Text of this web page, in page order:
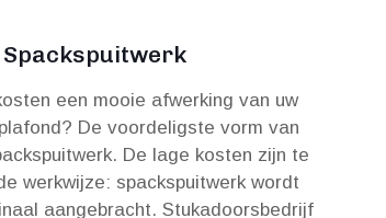
Spackspuitwerk
een mooie afwerking van uw
De voordeligste vorm van
De lage kosten zijn te
werkwijze: spackspuitwerk wordt
aangebracht. Stukadoorsbedrijf